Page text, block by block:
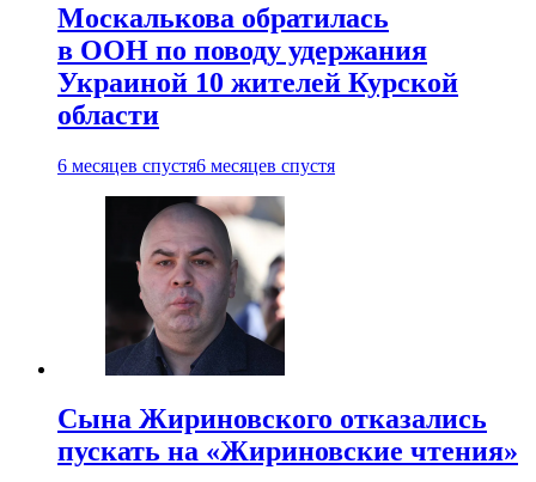
Москалькова обратилась
в ООН по поводу удержания
Украиной 10 жителей Курской
области
6 месяцев спустя6 месяцев спустя
Сына Жириновского отказались
пускать на «Жириновские чтения»